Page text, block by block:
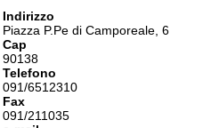
Indirizzo
Piazza P.Pe di Camporeale, 6
Cap
90138
Telefono
091/6512310
Fax
091/211035